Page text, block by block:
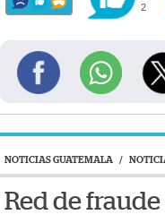
2
NOTICIAS GUATEMALA /
Red de